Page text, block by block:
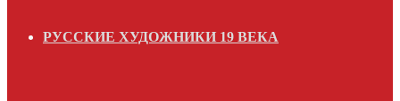
РУССКИЕ ХУДОЖНИКИ 19 ВЕКА